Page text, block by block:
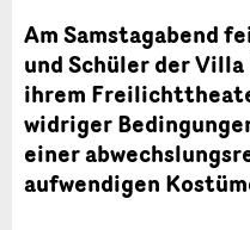
Am Samstagabend
und Schüler der
ihrem
widriger
einer
aufwendigen